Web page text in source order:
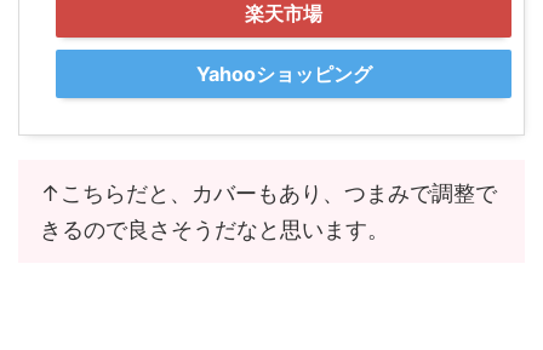
楽天市場
Yahooショッピング
↑こちらだと、カバーもあり、つまみで調整で
きるので良さそうだなと思います。